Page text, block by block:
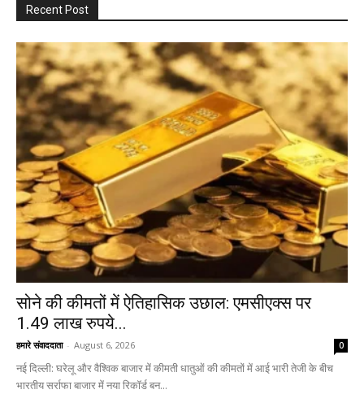
Recent Post
सोने की कीमतों में ऐतिहासिक उछाल: एमसीएक्स पर
1.49 लाख रुपये...
हमारे संवाददाता - August 6, 2026 0
नई दिल्ली: घरेलू और वैश्विक बाजार में कीमती धातुओं की कीमतों में आई भारी तेजी के बीच
भारतीय सर्राफा बाजार में नया रिकॉर्ड बन...